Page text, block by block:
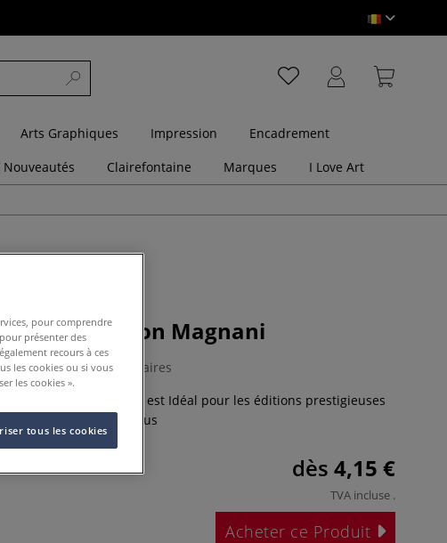
Arts Graphiques Impression
Encadrement
Nouveautés Clairefontaine Marques I Love Art
Pescia Edition Magnani
0 Commentaires
Pescia Edition Magnani est Idéal pour les éditions prestigieuses
Plus
dès 4,15 €
TVA incluse .
Acheter ce Produit
pour comprendre
présenter des
recours à ces
les cookies ou si vous
les cookies ».
tous les cookies